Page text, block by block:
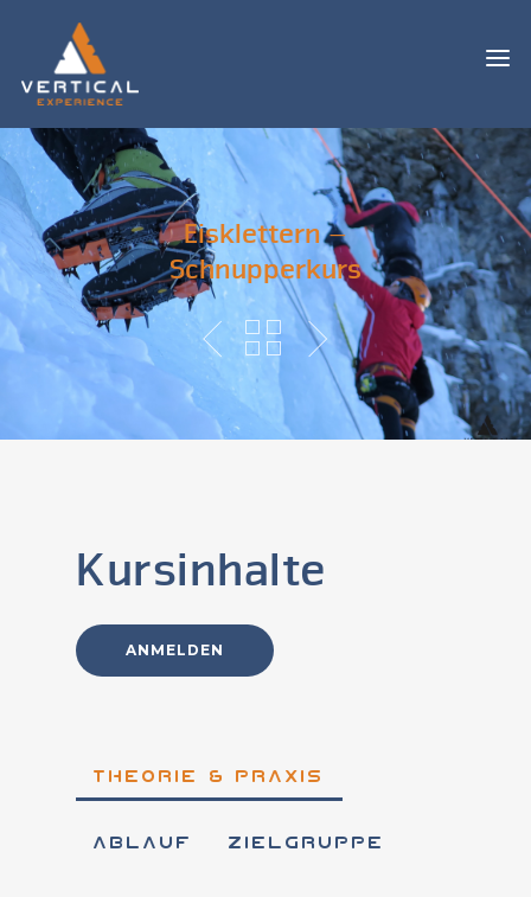
Eisklettern –
Schnupperkurs
Kursinhalte
ANMELDEN
Theorie & Praxis
Ablauf Zielgruppe